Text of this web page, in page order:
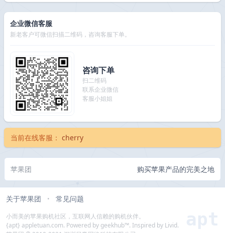
企业微信客服
新老客户可微信扫描二维码，咨询客服下单。
咨询下单
扫二维码
联系企业微信
客服小姐姐
当前在线客服： cherry
苹果团 购买苹果产品的完美之地
关于苹果团 • 常见问题
小而美的苹果购机社区，互联网人信赖的购机伙伴。
{apt} appletuan.com. Powered by geekhub™. Inspired by Livid.